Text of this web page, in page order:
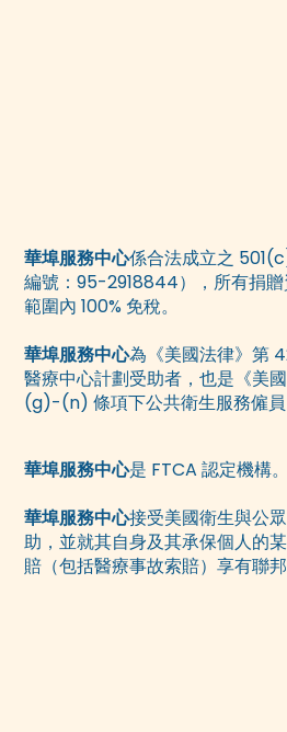
華埠服務中心係合法成立之
編號：95-2918844），所有捐
範圍內 100% 免稅。
華埠服務中心為《美國法律》第
醫療中心計劃受助者，也是《美
(g)-(n) 條項下公共衛生服務僱員
華埠服務中心是 FTCA 認定機構。
華埠服務中心接受美國衛生與公
助，並就其自身及其承保個人的
賠（包括醫療事故索賠）享有聯